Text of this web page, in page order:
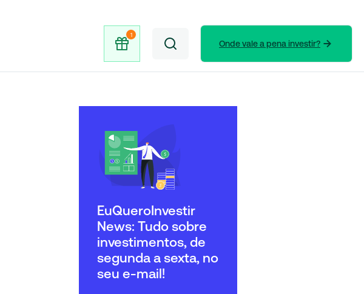
Onde vale a pena investir?
EuQueroInvestir
News: Tudo sobre
investimentos, de
segunda a sexta, no
seu e-mail!